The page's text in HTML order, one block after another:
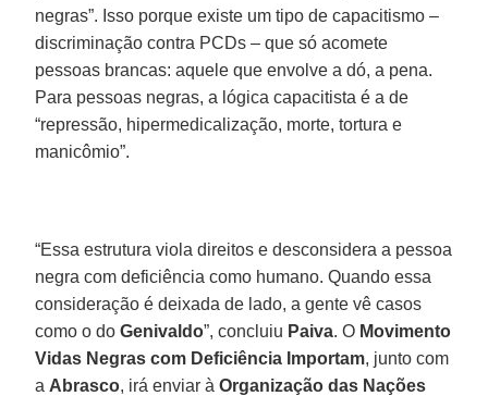
negras”. Isso porque existe um tipo de capacitismo –
discriminação contra PCDs – que só acomete
pessoas brancas: aquele que envolve a dó, a pena.
Para pessoas negras, a lógica capacitista é a de
“repressão, hipermedicalização, morte, tortura e
manicômio”.
“Essa estrutura viola direitos e desconsidera a pessoa
negra com deficiência como humano. Quando essa
consideração é deixada de lado, a gente vê casos
como o doGenivaldo”, concluiu Paiva. O Movimento
Vidas Negras com Deficiência Importam, junto com
a Abrasco, irá enviar àOrganização das Nações